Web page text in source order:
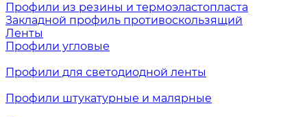
Профили из резины и термоэластопласта
Закладной профиль противоскользящий
Ленты
Профили угловые
Профили для светодиодной ленты
Профили штукатурные и малярные